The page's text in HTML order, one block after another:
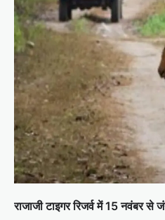
राजाजी टाइगर रिजर्व में 15 नवंबर